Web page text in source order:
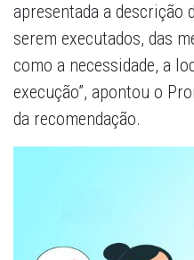
apresentada a descrição
serem executados, das
como a necessidade, a
execução”, apontou o
da recomendação.